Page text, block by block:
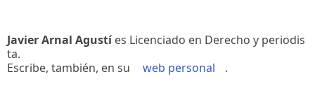
Javier Arnal Agustíes Licenciado en Derecho y periodis
ta.
Escribe, también, en su
web personal .